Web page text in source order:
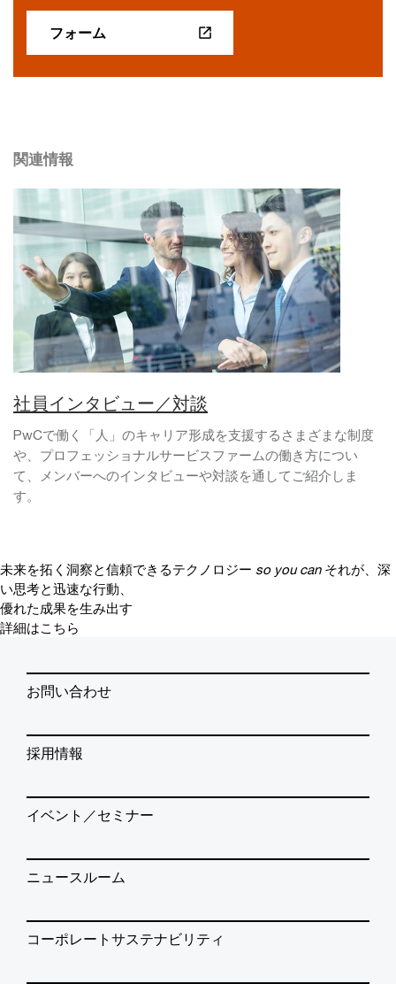
フォーム
関連情報
社員インタビュー／対談
PwCで働く「人」のキャリア形成を支援するさまざまな制度
や、プロフェッショナルサービスファームの働き方につい
て、メンバーへのインタビューや対談を通してご紹介しま
す。
未来を拓く洞察と信頼できるテクノロジー so you can それが、深
い思考と迅速な行動、
優れた成果を生み出す
詳細はこちら
お問い合わせ
採用情報
イベント／セミナー
ニュースルーム
コーポレートサステナビリティ